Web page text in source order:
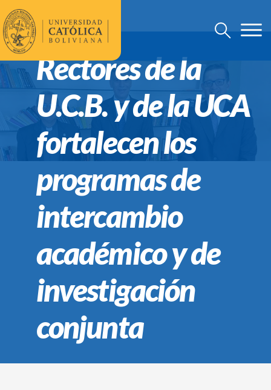
Rectores de la
U.C.B. y de la UCA
fortalecen los
programas de
intercambio
académico y de
investigación
conjunta